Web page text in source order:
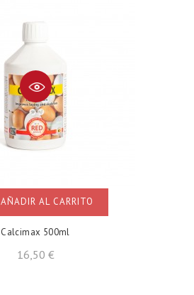
AÑADIR AL CARRITO
Calcimax 500ml
16,50 €Precio